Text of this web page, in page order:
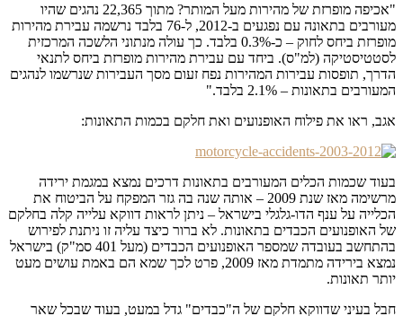
"אכיפה מופרזת של מהירות מעל המותר? מתוך 22,365 נהגים שהיו
מעורבים בתאונה עם נפגעים ב-2012, ל-76 בלבד נרשמה עבירת מהירות
מופרזת ביחס לחוק – כ-0.3% בלבד. כך עולה מנתוני הלשכה המרכזית
לסטטיסטיקה (למ"ס). ביחד עם עבירת מהירות מופרזת ביחס לתנאי
הדרך, תופסות עבירות המהירות נפח זעום מסך העבירות שנרשמו לנהגים
המעורבים בתאונות – 2.1% בלבד."
אגב, ראו את פילוח האופנועים ואת חלקם בכמות התאונות:
בעוד שכמות הכלים המעורבים בתאונות דרכים נמצא במגמת ירידה
מרשימה מאז שנת 2009 – אותה שנה בה גזר המפקח על הביטוח את
הכלייה על ענף הדו-גלגלי בישראל – ניתן לראות דווקא עלייה קלה בחלקם
של האופנועים הכבדים בתאונות. לא ברור כיצד עליה זו ניתנת לפירוש
בהתחשב בעובדה שמספר האופנועים הכבדים (מעל 401 סמ"ק) בישראל
נמצא בירידה מתמדת מאז 2009, פרט לכך שמא הם באמת עושים מעט
יותר תאונות.
חבל בעיני שדווקא חלקם של ה"כבדים" גדל במעט, בעוד שבכל שאר